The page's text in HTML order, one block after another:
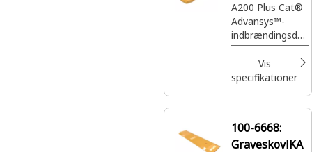
A200 Plus Cat®
Advansys™-
indbrændingsdyb
despidsspids
Vis
specifikationer
100-6668:
GraveskovlKA